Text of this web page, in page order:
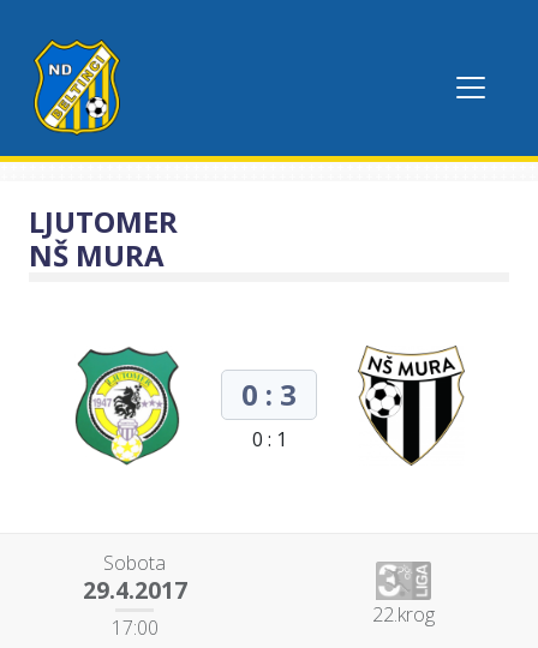
LJUTOMER
NŠ MURA
0 : 3
0 : 1
Sobota
29.4.2017
17:00 22.krog